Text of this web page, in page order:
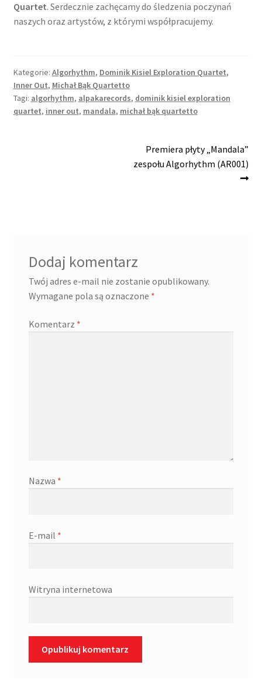
Quartet. Serdecznie zachęcamy do śledzenia poczynań
naszych oraz artystów, z którymi współpracujemy.
Kategorie: Algorhythm, Dominik Kisiel Exploration Quartet,
Inner Out, Michał Bąk Quartetto
Tagi: algorhythm, alpakarecords, dominik kisiel exploration
quartet, inner out, mandala, michał bąk quartetto
Następny
wpis:
Premiera płyty „Mandala”
zespołu Algorhythm (AR001)
Dodaj komentarz
Twój adres e-mail nie zostanie opublikowany.
Wymagane pola są oznaczone *
Komentarz *
Nazwa *
E-mail *
Witryna internetowa